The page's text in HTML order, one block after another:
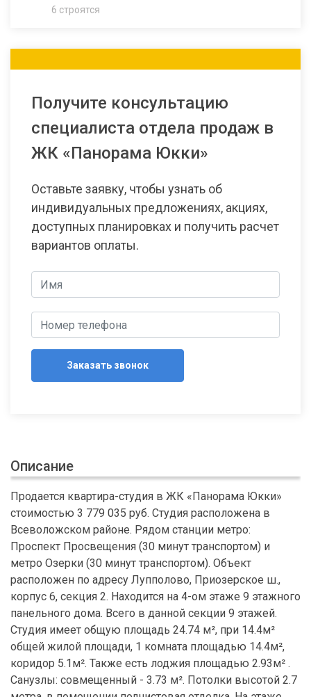
6 строятся
Получите консультацию
специалиста отдела продаж в
ЖК «Панорама Юкки»
Оставьте заявку, чтобы узнать об
индивидуальных предложениях, акциях,
доступных планировках и получить расчет
вариантов оплаты.
Заказать звонок
Описание
Продается квартира-студия в ЖК «Панорама Юкки»
стоимостью 3 779 035 руб. Студия расположена в
Всеволожском районе. Рядом станции метро:
Проспект Просвещения (30 минут транспортом) и
метро Озерки (30 минут транспортом). Объект
расположен по адресу Лупполово, Приозерское ш.,
корпус 6, секция 2. Находится на 4-ом этаже 9 этажного
панельного дома. Всего в данной секции 9 этажей.
Студия имеет общую площадь 24.74 м², при 14.4м²
общей жилой площади, 1 комната площадью 14.4м²,
коридор 5.1м². Также есть лоджия площадью 2.93м² .
Санузлы: совмещенный - 3.73 м². Потолки высотой 2.7